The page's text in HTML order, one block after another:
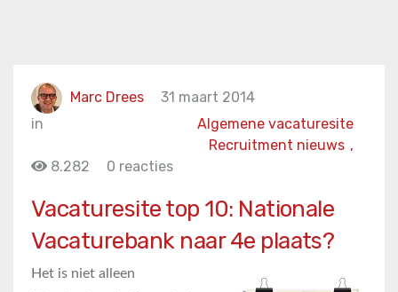
Marc Drees
31 maart 2014
in
Algemene vacaturesite
Recruitment nieuws ,
8.282
0 reacties
Vacaturesite top 10: Nationale
Vacaturebank naar 4e plaats?
Het is niet alleen